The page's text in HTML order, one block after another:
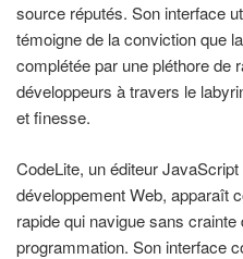
source réputés. Son interface
témoigne de la conviction que
complétée par une pléthore de
développeurs à travers le
et finesse.
CodeLite, un éditeur
développement Web, apparaît
rapide qui navigue sans
programmation. Son interface